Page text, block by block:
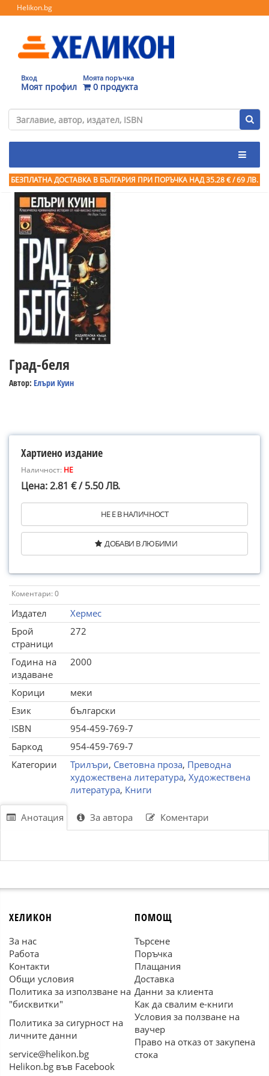
Helikon.bg
Вход
Моят профил
Моята поръчка
0 продукта
БЕЗПЛАТНА ДОСТАВКА В БЪЛГАРИЯ ПРИ ПОРЪЧКА НАД 35.28 € / 69 ЛВ.
Град-беля
Автор: Елъри Куин
Хартиено издание
Наличност: НЕ
Цена: 2.81 € / 5.50 ЛВ.
НЕ Е В НАЛИЧНОСТ
ДОБАВИ В ЛЮБИМИ
Коментари: 0
Издател
Хермес
Брой
страници
272
Година на
издаване
2000
Корици
меки
Език
български
ISBN
954-459-769-7
Баркод
954-459-769-7
Категории
Трилъри, Световна проза, Преводна
художествена литература, Художествена
литература, Книги
Анотация За автора Коментари
ХЕЛИКОН
За нас
Работа
Контакти
Общи условия
Политика за използване на
"бисквитки"
Политика за сигурност на
личните данни
service@helikon.bg
Helikon.bg във Facebook
ПОМОЩ
Търсене
Поръчка
Плащания
Доставка
Данни за клиента
Как да свалим е-книги
Условия за ползване на
ваучер
Право на отказ от закупена
стока